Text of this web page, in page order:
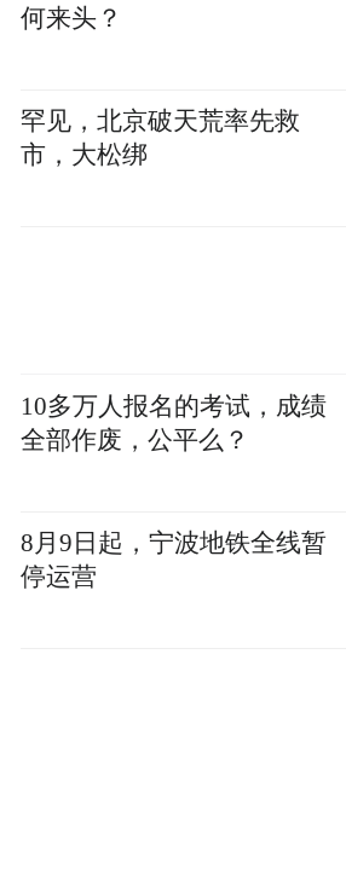
用这场充满生命力的演出向
到来，而每一个被定格的
青春的启航加冕。从练习
此刻舞台上的光芒绽放，汗
于迎来破土而出的时刻。今
是一封以初心为笔、以热
何来头？
罕见，北京破天荒率先救
市，大松绑
10多万人报名的考试，成绩
全部作废，公平么？
8月9日起，宁波地铁全线暂
停运营